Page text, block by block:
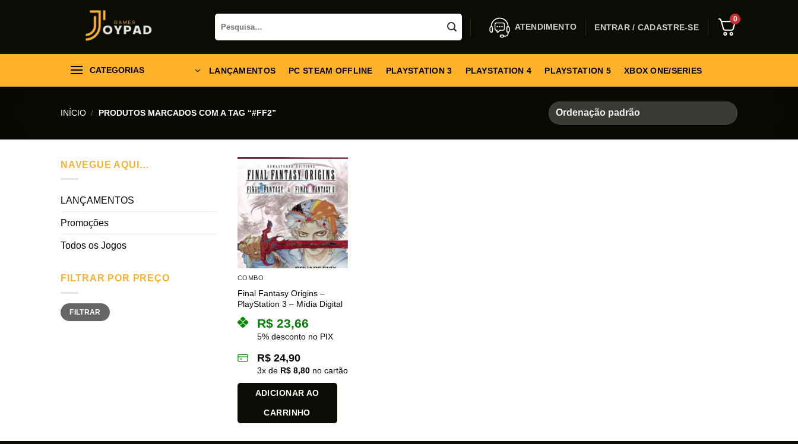
Pesquisar
por:
ATENDIMENTO ENTRAR / CADASTRE-SE
0
CATEGORIAS LANÇAMENTOS PC STEAM OFFLINE PLAYSTATION 3 PLAYSTATION 4 PLAYSTATION 5 XBOX ONE/SERIES
INÍCIO / PRODUTOS MARCADOS COM A TAG “#FF2”
NAVEGUE AQUI…
LANÇAMENTOS
Promoções
Todos os Jogos
FILTRAR POR PREÇO
Preço
mínimo
Preço
máximo
FILTRAR
COMBO
Final Fantasy Origins –
PlayStation 3 – Mídia Digital
R$23,66
5% desconto no PIX
R$24,90
3x de R$8,80no cartão
ADICIONAR AO
CARRINHO